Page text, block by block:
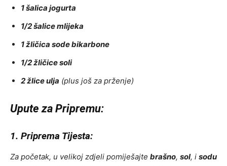
1 šalica jogurta
1/2 šalice mlijeka
1 žličica sode bikarbone
1/2 žličice soli
2 žlice ulja (plus još za prženje)
Upute za Pripremu:
1. Priprema Tijesta:
Za početak, u velikoj zdjeli pomiješajte brašno, sol, i sodu